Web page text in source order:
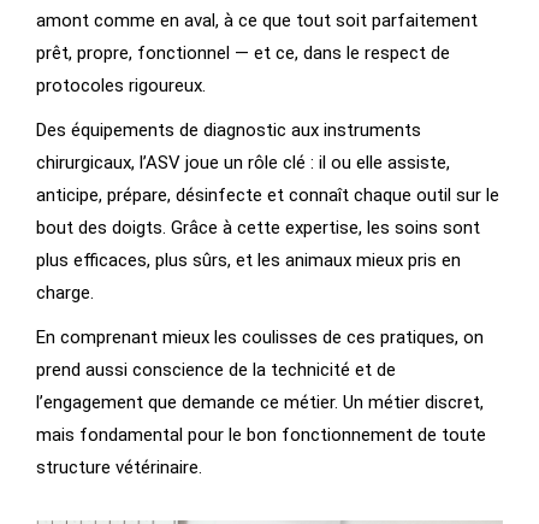
amont comme en aval, à ce que tout soit parfaitement
prêt, propre, fonctionnel — et ce, dans le respect de
protocoles rigoureux.
Des équipements de diagnostic aux instruments
chirurgicaux, l’ASV joue un rôle clé : il ou elle assiste,
anticipe, prépare, désinfecte et connaît chaque outil sur le
bout des doigts. Grâce à cette expertise, les soins sont
plus efficaces, plus sûrs, et les animaux mieux pris en
charge.
En comprenant mieux les coulisses de ces pratiques, on
prend aussi conscience de la technicité et de
l’engagement que demande ce métier. Un métier discret,
mais fondamental pour le bon fonctionnement de toute
structure vétérinaire.